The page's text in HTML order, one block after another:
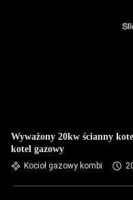
Wyważony 20kw ścianny
kotel gazowy
Kocioł gazowy kombi